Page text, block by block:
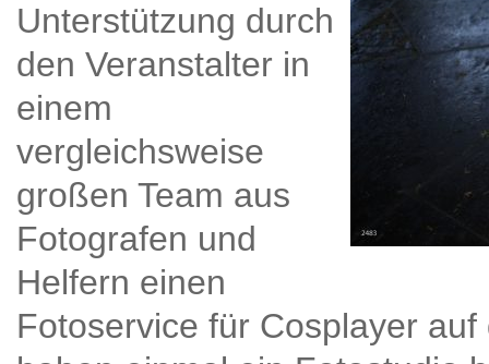
Unterstützung durch
den Veranstalter in
einem
vergleichsweise
großen Team aus
Fotografen und
Helfern einen
Fotoservice für Cosplayer